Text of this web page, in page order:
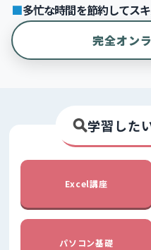
多忙な時間を節約してス
完全オン
学習した
Excel講座
パソコン基礎